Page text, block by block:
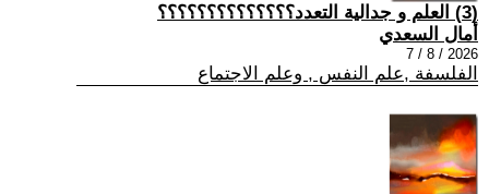
(3) العلم و جدالية التعدد؟؟؟؟؟؟؟؟؟؟؟؟؟؟
أمال السعدي
2026 / 8 / 7
الفلسفة ,علم النفس , وعلم الاجتماع